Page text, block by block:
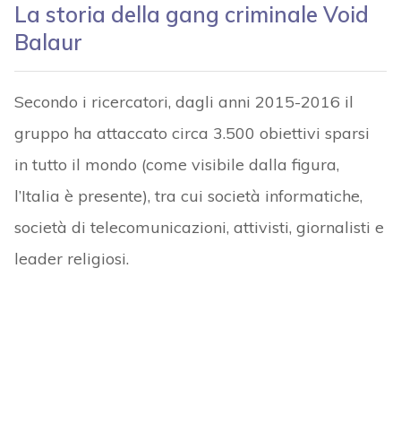
La storia della gang criminale Void
Balaur
Secondo i ricercatori, dagli anni 2015-2016 il
gruppo ha attaccato circa 3.500 obiettivi sparsi
in tutto il mondo (come visibile dalla figura,
l’Italia è presente), tra cui società informatiche,
società di telecomunicazioni, attivisti, giornalisti e
leader religiosi.